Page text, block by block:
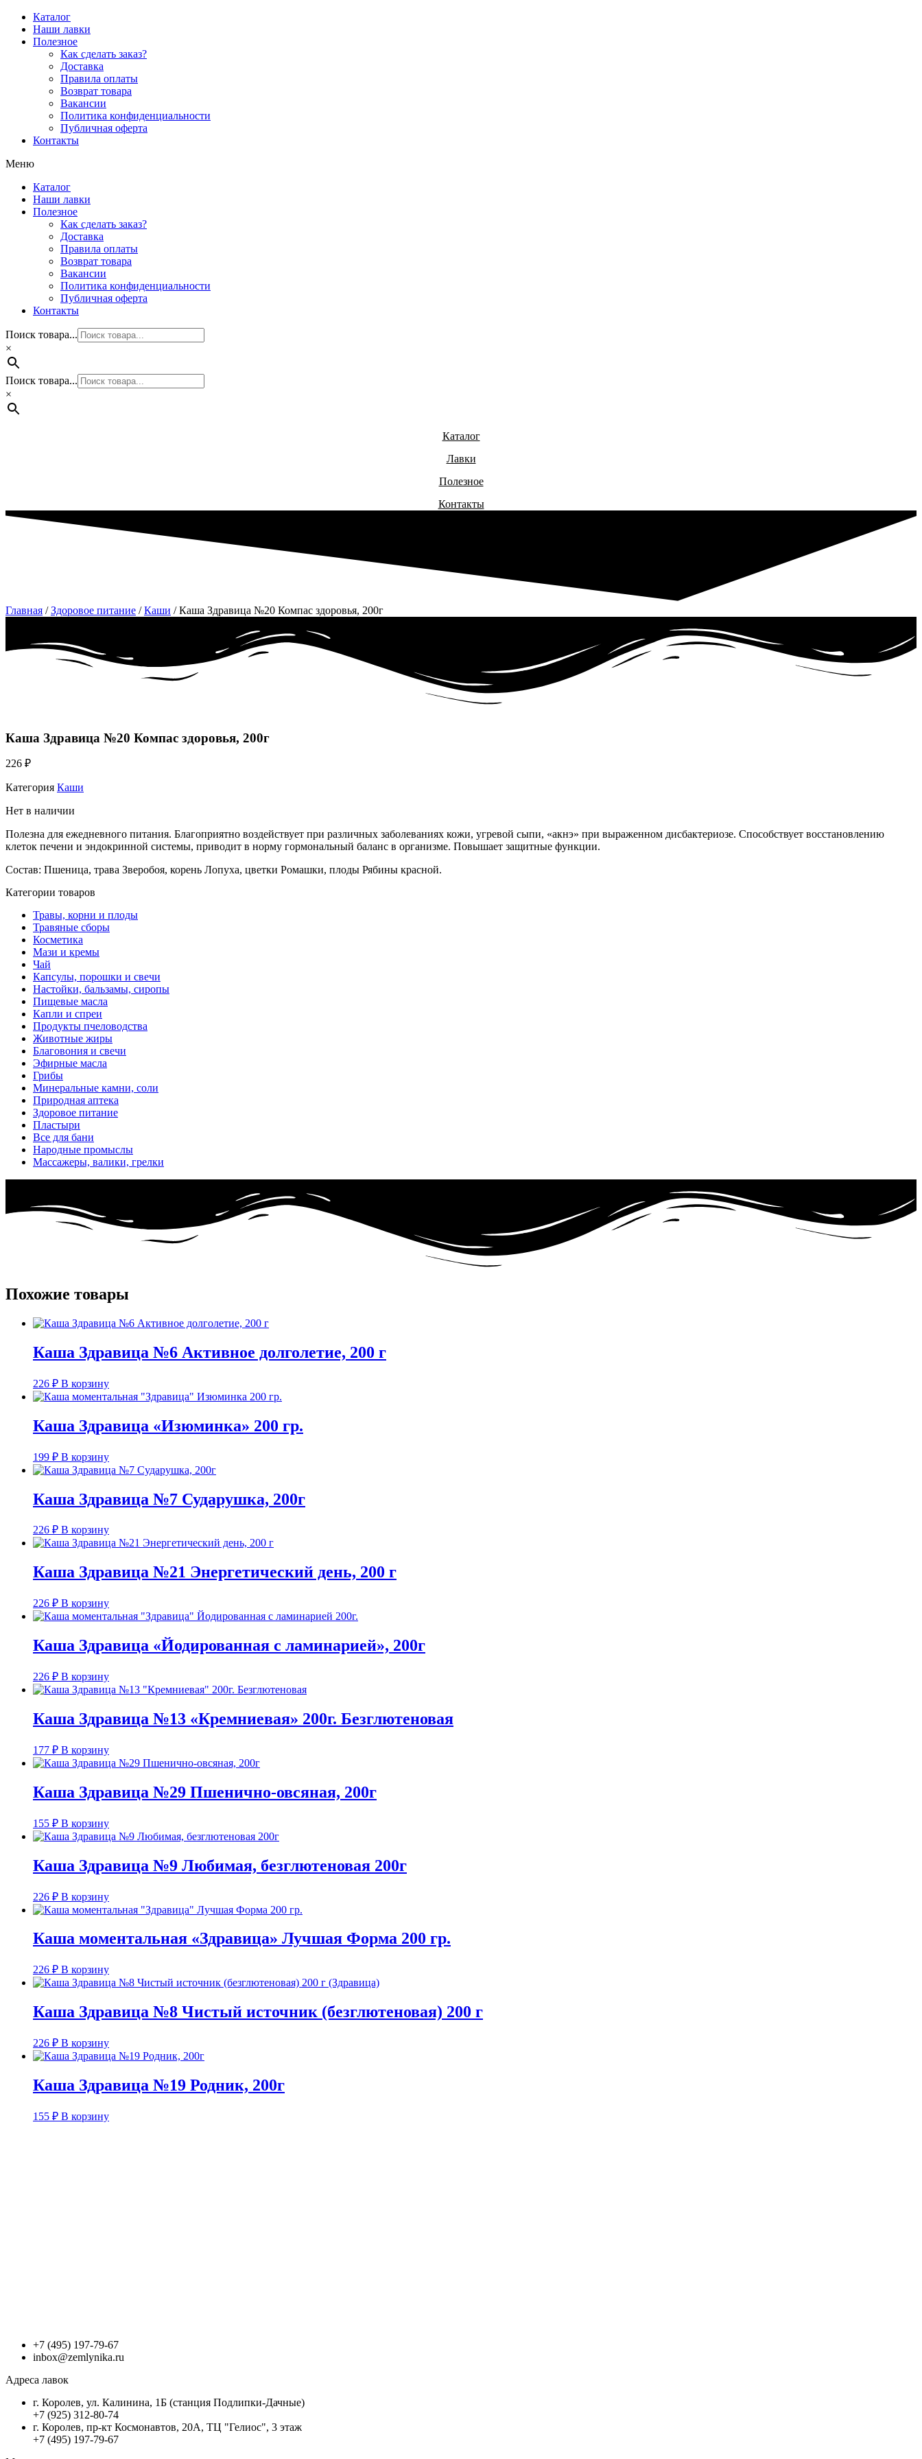
Перейти
содержимому
Каталог
Наши лавки
Полезное
Как сделать заказ?
Доставка
Правила оплаты
Возврат товара
Вакансии
Политика конфиденциальности
Публичная оферта
Контакты
Меню
Каталог
Наши лавки
Полезное
Как сделать заказ?
Доставка
Правила оплаты
Возврат товара
Вакансии
Политика конфиденциальности
Публичная оферта
Контакты
Поиск товара...
×
Поиск товара...
×
Каталог
Лавки
Полезное
Контакты
Главная /Здоровое питание /Каши / Каша Здравица №20 Компас здоровья, 200г
Каша Здравица №20 Компас здоровья, 200г
226 ₽
Категория Каши
Нет в наличии
Полезна для ежедневного питания. Благоприятно воздействует при различных заболеваниях кожи, угревой сыпи, «акнэ» при выраженном дисбактериозе. Способствует восстановлению
клеток печени и эндокринной системы, приводит в норму гормональный баланс в организме. Повышает защитные функции.
Состав: Пшеница, трава Зверобоя, корень Лопуха, цветки Ромашки, плоды Рябины красной.
Категории товаров
Травы, корни и плоды
Травяные сборы
Косметика
Мази и кремы
Чай
Капсулы, порошки и свечи
Настойки, бальзамы, сиропы
Пищевые масла
Капли и спреи
Продукты пчеловодства
Животные жиры
Благовония и свечи
Эфирные масла
Грибы
Минеральные камни, соли
Природная аптека
Здоровое питание
Пластыри
Все для бани
Народные промыслы
Массажеры, валики, грелки​
Похожие товары
Каша Здравица №6 Активное долголетие, 200 г
226 ₽ В корзину
Каша Здравица «Изюминка» 200 гр.
199 ₽ В корзину
Каша Здравица №7 Сударушка, 200г
226 ₽ В корзину
Каша Здравица №21 Энергетический день, 200 г
226 ₽ В корзину
Каша Здравица «Йодированная с ламинарией», 200г
226 ₽ В корзину
Каша Здравица №13 «Кремниевая» 200г. Безглютеновая
177 ₽ В корзину
Каша Здравица №29 Пшенично-овсяная, 200г
155 ₽ В корзину
Каша Здравица №9 Любимая, безглютеновая 200г
226 ₽ В корзину
Каша моментальная «Здравица» Лучшая Форма 200 гр.
226 ₽ В корзину
Каша Здравица №8 Чистый источник (безглютеновая) 200 г
226 ₽ В корзину
Каша Здравица №19 Родник, 200г
155 ₽ В корзину
+7 (495) 197-79-67
inbox@zemlynika.ru
Адреса лавок
г. Королев, ул. Калинина, 1Б (станция Подлипки-Дачные)
+7 (925) 312-80-74
г. Королев, пр-кт Космонавтов, 20А, ТЦ "Гелиос", 3 этаж
+7 (495) 197-79-67